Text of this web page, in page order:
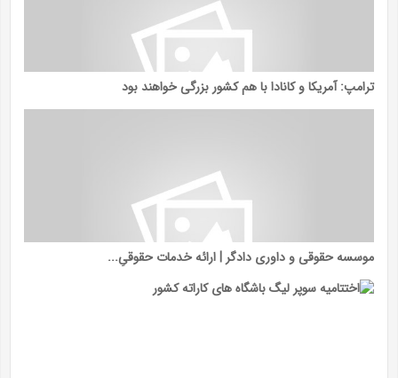
ترامپ: آمریکا و کانادا با هم کشور بزرگی خواهند بود
موسسه حقوقی و داوری دادگر | ارائه خدمات حقوقیِ...